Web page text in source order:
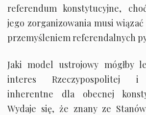
referendum konstytucyjne,
jego zorganizowania musi
przemyśleniem referendalnych
Jaki model ustrojowy mógłby
interes Rzeczypospolitej i
inherentne dla obecnej
Wydaje się, że znany ze